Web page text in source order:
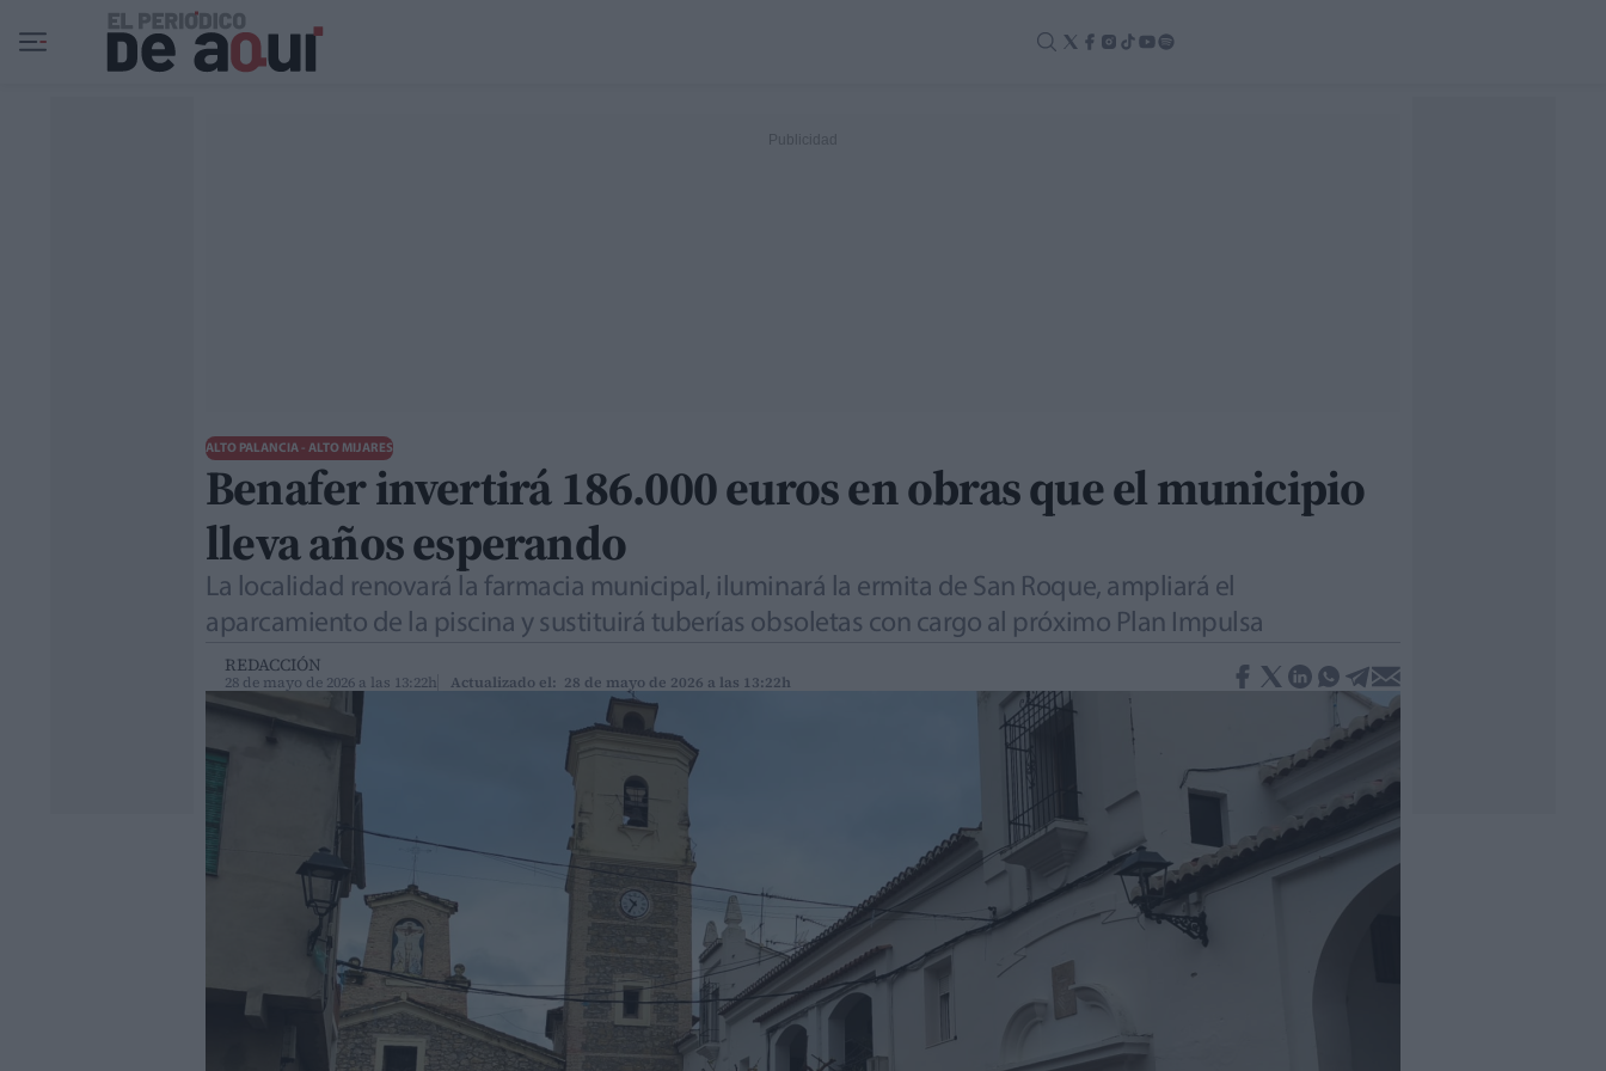
Ir al contenido principal
ALTO PALANCIA - ALTO MIJARES
Benafer invertirá 186.000 euros en obras que el municipio
lleva años esperando
La localidad renovará la farmacia municipal, iluminará la ermita de San Roque, ampliará el
aparcamiento de la piscina y sustituirá tuberías obsoletas con cargo al próximo Plan Impulsa
REDACCIÓN
28 de mayo de 2026 a las 13:22h Actualizado el: 28 de mayo de 2026 a las 13:22h